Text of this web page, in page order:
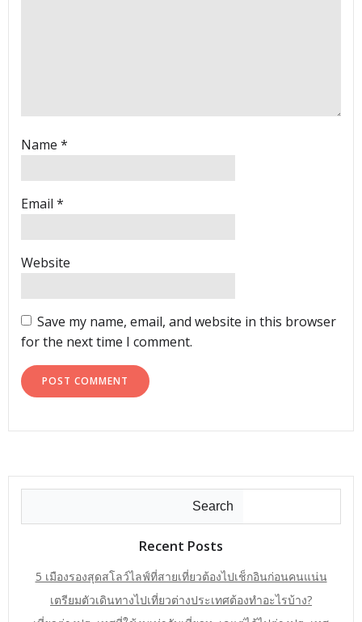
Name *
Email *
Website
Save my name, email, and website in this browser
for the next time I comment.
Search
Recent Posts
5 เมืองรองสุดสโลว์ไลฟ์ที่สายเที่ยวต้องไปเช็กอินก่อนคนแน่น
เตรียมตัวเดินทางไปเที่ยวต่างประเทศต้องทำอะไรบ้าง?